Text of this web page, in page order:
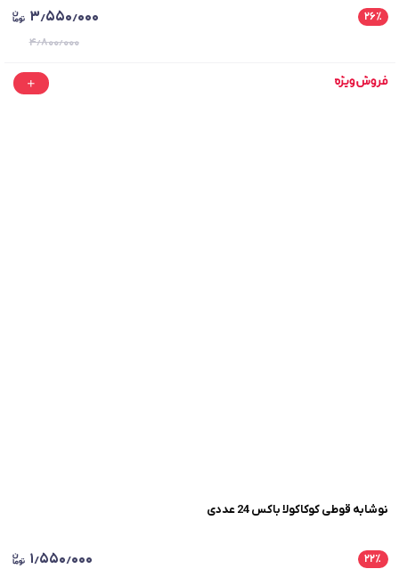
۲۶٪ ۳٫۵۵۰٫۰۰۰
۴٫۸۰۰٫۰۰۰
نوشابه قوطی کوکاکولا باکس 24 عددی
۲۲٪ ۱٫۵۵۰٫۰۰۰